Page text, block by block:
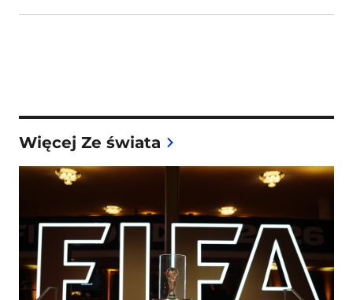
Więcej Ze świata